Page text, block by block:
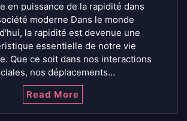
en puissance de la rapidité dans
moderne Dans le monde
la rapidité est devenue une
essentielle de notre vie
Que ce soit dans nos interactions
nos déplacements…
Read More